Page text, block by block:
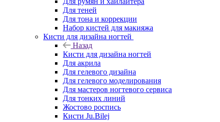
Для теней
Для тона и коррекции
Набор кистей для макияжа
Кисти для дизайна ногтей
Назад
Кисти для дизайна ногтей
Для акрила
Для гелевого дизайна
Для гелевого моделирования
Для мастеров ногтевого сервиса
Для тонких линий
Жостово роспись
Кисти Ju.Bilej